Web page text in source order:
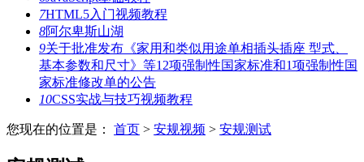
7HTML5入门视频教程
8阿尔卑斯山湖
9关于批准发布《家用和类似用途单相插头插座 型式、
基本参数和尺寸》等12项强制性国家标准和1项强制性国
家标准修改单的公告
10CSS实战与技巧视频教程
您现在的位置是： 首页 > 安规视频 > 安规测试